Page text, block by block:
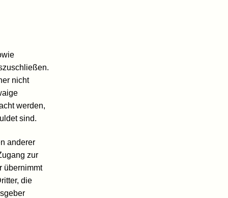
nicht
werden,
sind.
anderer
zur
übernimmt
die